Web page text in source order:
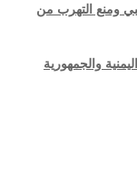
ومنع التهرب من
والجمهورية